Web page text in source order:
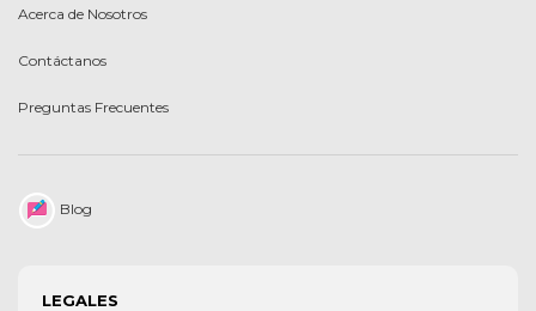
Acerca de Nosotros
Contáctanos
Preguntas Frecuentes
Blog
LEGALES